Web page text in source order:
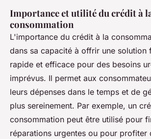
Importance et utilité du crédit à
consommation
L'importance du crédit à la
dans sa capacité à offrir une solution
rapide et efficace pour des besoins
imprévus. Il permet aux
leurs dépenses dans le temps et de
plus sereinement. Par exemple, un
consommation peut être utilisé pour
réparations urgentes ou pour profiter